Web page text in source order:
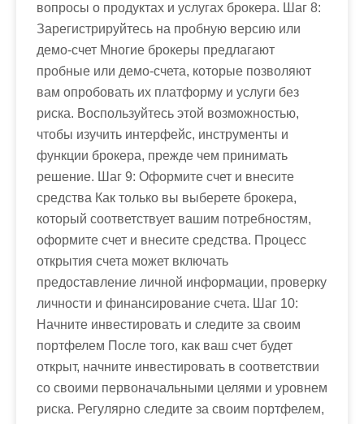
вопросы о продуктах и услугах брокера. Шаг 8:
Зарегистрируйтесь на пробную версию или
демо-счет Многие брокеры предлагают
пробные или демо-счета, которые позволяют
вам опробовать их платформу и услуги без
риска. Воспользуйтесь этой возможностью,
чтобы изучить интерфейс, инструменты и
функции брокера, прежде чем принимать
решение. Шаг 9: Оформите счет и внесите
средства Как только вы выберете брокера,
который соответствует вашим потребностям,
оформите счет и внесите средства. Процесс
открытия счета может включать
предоставление личной информации, проверку
личности и финансирование счета. Шаг 10:
Начните инвестировать и следите за своим
портфелем После того, как ваш счет будет
открыт, начните инвестировать в соответствии
со своими первоначальными целями и уровнем
риска. Регулярно следите за своим портфелем,